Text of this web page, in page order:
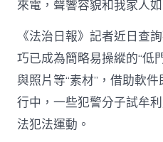
來電，聲響容貌和我家人如
《法治日報》記者近日查
巧已成為簡略易操縱的“低
與照片等“素材”，借助軟
行中，一些犯警分子試牟
法犯法運動。